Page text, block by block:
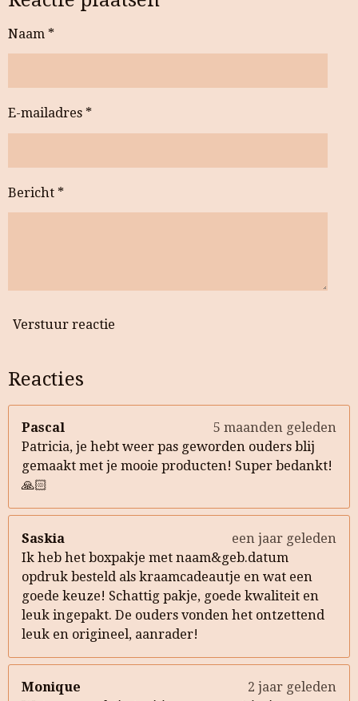
Naam *
E-mailadres *
Bericht *
Verstuur reactie
Reacties
Pascal
5 maanden geleden
Patricia, je hebt weer pas geworden ouders blij
gemaakt met je mooie producten! Super bedankt!
🙏🏻
Saskia
een jaar geleden
Ik heb het boxpakje met naam&geb.datum
opdruk besteld als kraamcadeautje en wat een
goede keuze! Schattig pakje, goede kwaliteit en
leuk ingepakt. De ouders vonden het ontzettend
leuk en origineel, aanrader!
Monique
2 jaar geleden